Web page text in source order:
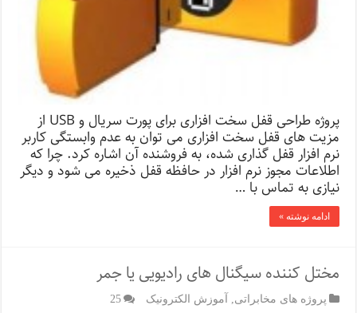
پروژه طراحی قفل سخت افزاری برای پورت سریال و USB از
مزيت های قفل سخت افزاری می توان به عدم وابستگی کاربر
نرم افزار قفل گذاری شده، به فروشنده آن اشاره کرد. چرا که
اطلاعات مجوز نرم افزار در حافظه قفل ذخيره می شود و دیگر
نیازی به تماس با …
ادامه نوشته »
مختل کننده سیگنال های رادیویی یا جمر
پروژه های مخابراتی ,آموزش الکترونیک 25